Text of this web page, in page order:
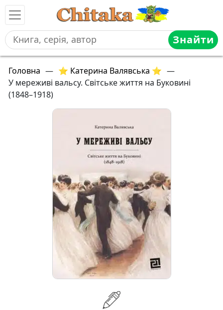
Знайти
Головна — ⭐ Катерина Валявська ⭐ —
У мереживі вальсу. Світське життя на Буковині
(1848–1918)